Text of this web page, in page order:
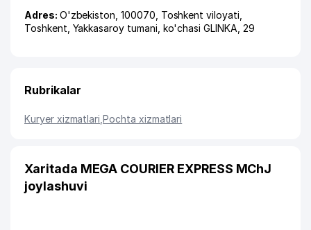
Adres: O'zbekiston, 100070, Toshkent viloyati
Toshkent Yakkasaroy tumani ko'chasi GLINKA , 29
Rubrikalar
Kuryer xizmatlari ,Pochta xizmatlari
Xaritada MEGA COURIER EXPRESS MChJ
joylashuvi